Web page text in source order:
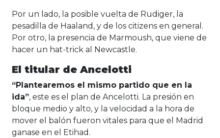
Por un lado, la posible vuelta de Rudiger, la
pesadilla de Haaland, y de los citizens en general.
Por otro, la presencia de Marmoush, que viene de
hacer un hat-trick al Newcastle.
El titular de Ancelotti
“Plantearemos el mismo partido que en la
ida”, este es el plan de Ancelotti. La presión en
bloque medio y alto, y la velocidad a la hora de
mover el balón fueron vitales para que el Madrid
ganase en el Etihad.